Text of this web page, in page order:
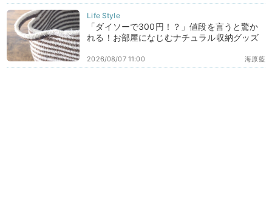
「ダイソーで300円！？」値段を言うと驚か
れる！お部屋になじむナチュラル収納グッズ
海原藍
2026/08/07 11:00